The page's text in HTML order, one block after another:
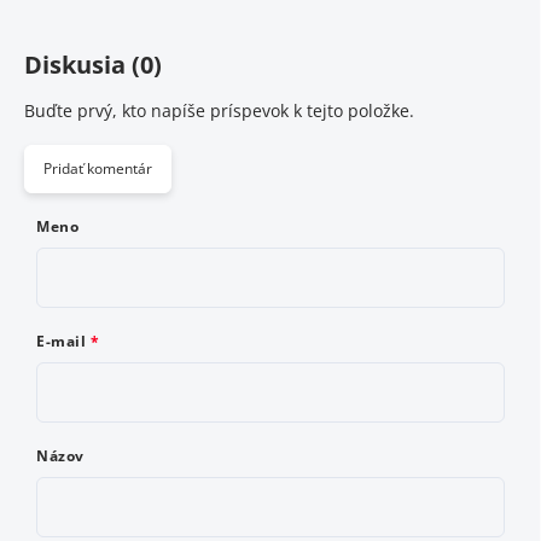
Diskusia (0)
Buďte prvý, kto napíše príspevok k tejto položke.
Pridať komentár
Meno
E-mail
Názov